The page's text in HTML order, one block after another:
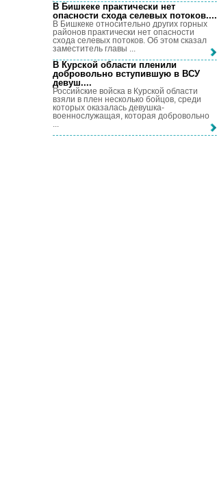
В Бишкеке практически нет
опасности схода селевых потоков....
В Бишкеке относительно других горных
районов практически нет опасности
схода селевых потоков. Об этом сказал
заместитель главы ...
В Курской области пленили
добровольно вступившую в ВСУ
девуш....
Российские войска в Курской области
взяли в плен несколько бойцов, среди
которых оказалась девушка-
военнослужащая, которая добровольно
...